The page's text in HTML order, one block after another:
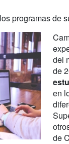
programas de
del
de
en
de